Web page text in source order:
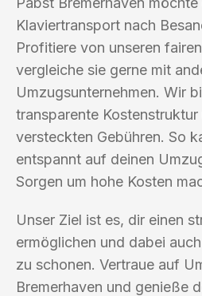
Klaviertransport nach
Profitiere von unseren
vergleiche sie gerne mit
Umzugsunternehmen. Wir
transparente
versteckten Gebühren. So
entspannt auf deinen
Sorgen um hohe Kosten
Unser Ziel ist es, dir einen
ermöglichen und dabei
zu schonen. Vertraue auf
Bremerhaven und genieße